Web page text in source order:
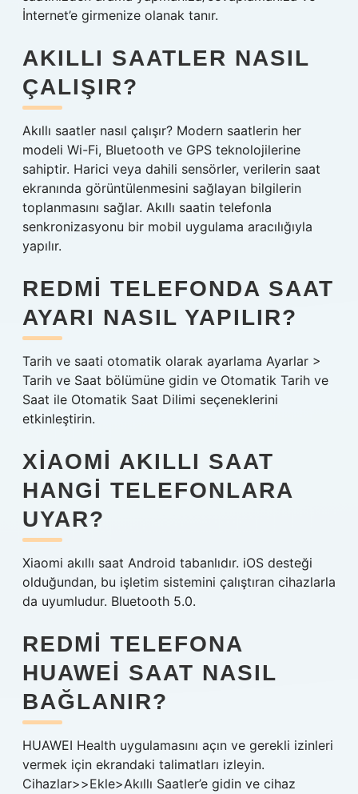
İnternet’e girmenize olanak tanır.
AKILLI SAATLER NASIL
ÇALIŞIR?
Akıllı saatler nasıl çalışır? Modern saatlerin her
modeli Wi-Fi, Bluetooth ve GPS teknolojilerine
sahiptir. Harici veya dahili sensörler, verilerin saat
ekranında görüntülenmesini sağlayan bilgilerin
toplanmasını sağlar. Akıllı saatin telefonla
senkronizasyonu bir mobil uygulama aracılığıyla
yapılır.
REDMI TELEFONDA SAAT
AYARI NASIL YAPILIR?
Tarih ve saati otomatik olarak ayarlama Ayarlar >
Tarih ve Saat bölümüne gidin ve Otomatik Tarih ve
Saat ile Otomatik Saat Dilimi seçeneklerini
etkinleştirin.
XIAOMI AKILLI SAAT
HANGI TELEFONLARA
UYAR?
Xiaomi akıllı saat Android tabanlıdır. iOS desteği
olduğundan, bu işletim sistemini çalıştıran cihazlarla
da uyumludur. Bluetooth 5.0.
REDMI TELEFONA
HUAWEI SAAT NASIL
BAĞLANIR?
HUAWEI Health uygulamasını açın ve gerekli izinleri
vermek için ekrandaki talimatları izleyin.
Cihazlar>>Ekle>Akıllı Saatler’e gidin ve cihaz